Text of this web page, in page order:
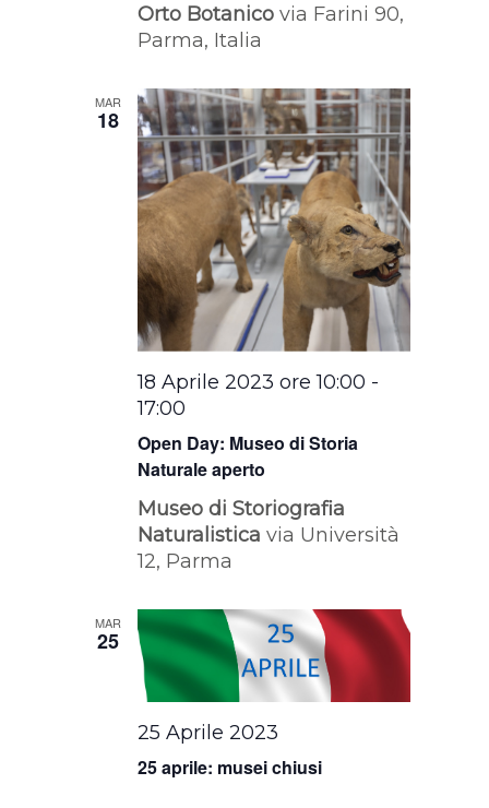
Orto Botanicovia Farini 90,
Parma, Italia
MAR
18
Open Day: Museo di Storia
Naturale aperto
18 Aprile 2023 ore 10:00 -
17:00
Museo di Storiografia
Naturalisticavia Università
12, Parma
MAR
25
25 aprile: musei chiusi
25 Aprile 2023